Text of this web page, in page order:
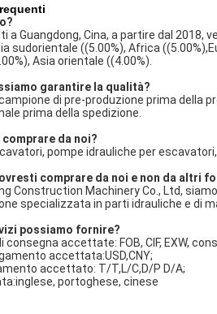
a Guangdong, Cina, a partire dal 2018,
sudorientale ((5.00%), Africa
Asia orientale ((4.00%).
garantire la qualità?
di pre-produzione prima della
prima della spedizione.
da noi?
pompe idrauliche per
comprare da noi e non da altri
Construction Machinery Co., Ltd,
specializzata in parti idrauliche e di
possiamo fornire?
consegna accettate: FOB, CIF, EXW,
accettata:USD,CNY;
accettato: T/T,L/C,D/P D/A;
portoghese, cinese